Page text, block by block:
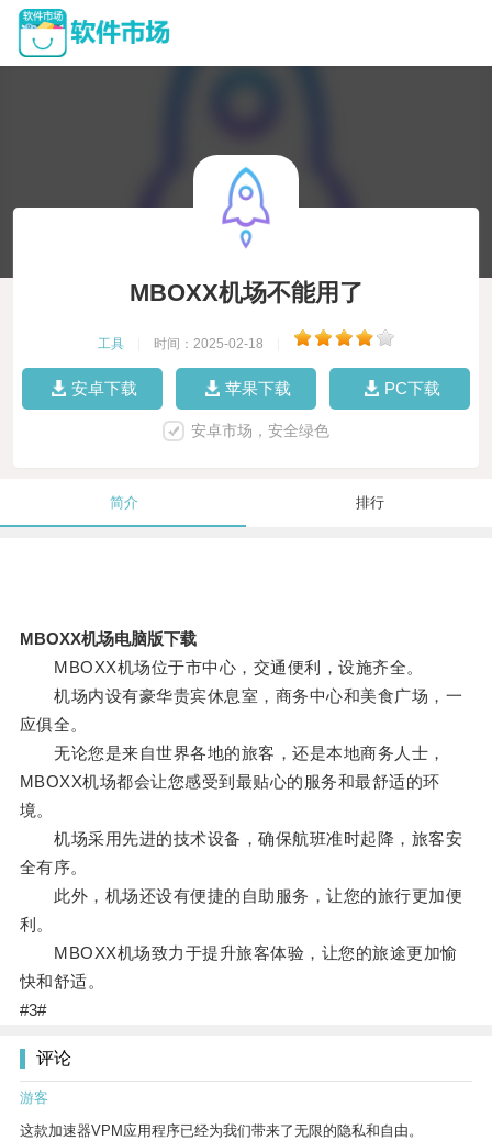
MBOXX机场不能用了
工具 时间：2025-02-18
安卓下载 苹果下载 PC下载
安卓市场，安全绿色
简介 排行
MBOXX机场电脑版下载
MBOXX机场位于市中心，交通便利，设施齐全。
机场内设有豪华贵宾休息室，商务中心和美食广场，一
应俱全。
无论您是来自世界各地的旅客，还是本地商务人士，
MBOXX机场都会让您感受到最贴心的服务和最舒适的环
境。
机场采用先进的技术设备，确保航班准时起降，旅客安
全有序。
此外，机场还设有便捷的自助服务，让您的旅行更加便
利。
MBOXX机场致力于提升旅客体验，让您的旅途更加愉
快和舒适。
#3#
评论
游客
这款加速器VPM应用程序已经为我们带来了无限的隐私和自由。